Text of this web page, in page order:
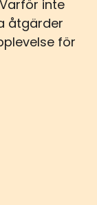
inte
åtgärder
för